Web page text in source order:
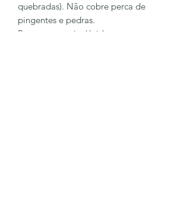
quebradas). Não cobre perca de
pingentes e pedras.
Para sanar mais dúvidas entre em